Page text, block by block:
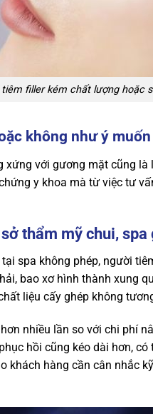
filler kém chất lượng hoặc
không như ý muốn
với gương mặt cũng
y khoa mà từ việc tư
thẩm mỹ chui, spa
spa không phép, người
bao xơ hình thành xung
liệu cấy ghép không
nhiều lần so với chi phí
hồi cũng kéo dài hơn,
hàng cần cân nhắc